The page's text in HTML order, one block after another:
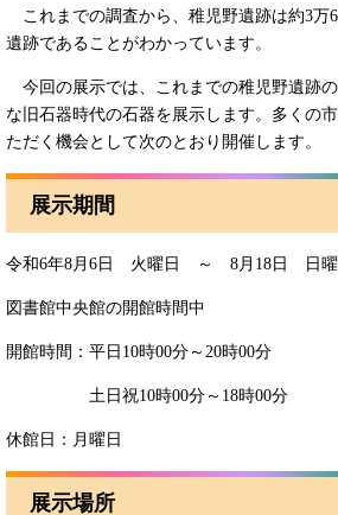
これまでの調査から、稚児野遺跡は約3万
遺跡であることがわかっています。
今回の展示では、これまでの稚児野遺跡
な旧石器時代の石器を展示します。多くの
ただく機会として次のとおり開催します。
展示期間
令和6年8月6日 火曜日 ～ 8月18日 日曜
図書館中央館の開館時間中
開館時間：平日10時00分～20時00分
土日祝10時00分～18時00分
休館日：月曜日
展示場所